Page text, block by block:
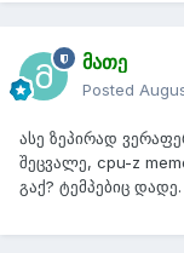
მათე
Posted
ასე ზეპირად
შეცვალე, cpu-z
გაქ? ტემპებიც დადე.